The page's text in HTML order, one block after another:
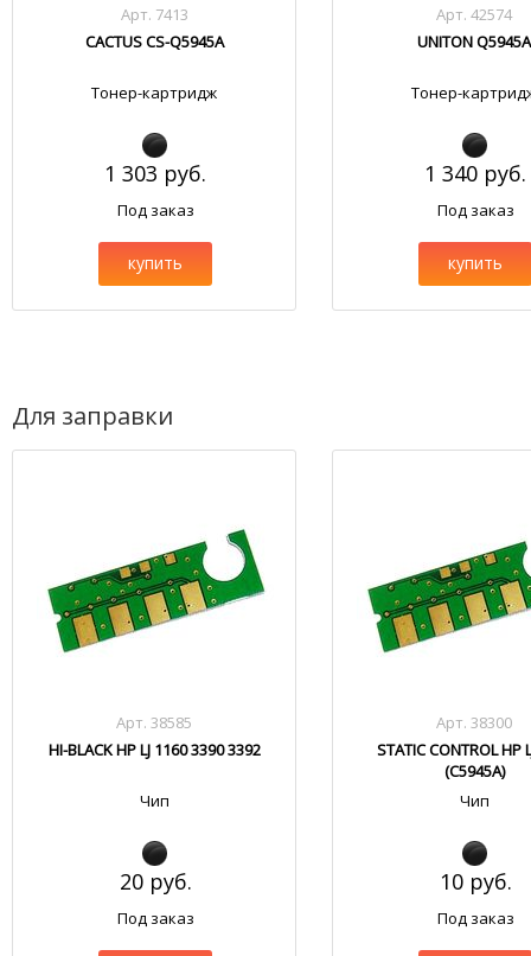
Арт. 7413
CACTUS CS-Q5945A
Тонер-картридж
1 303 руб.
Под заказ
купить
Арт. 42574
UNITON Q5945A
Тонер-
1 340 руб.
Под заказ
купить
Для заправки
Арт. 38585
HI-BLACK HP LJ 1160 3390 3392
Чип
20 руб.
Под заказ
Арт. 38300
STATIC CONTROL HP
(C5945A)
Чип
10 руб.
Под заказ